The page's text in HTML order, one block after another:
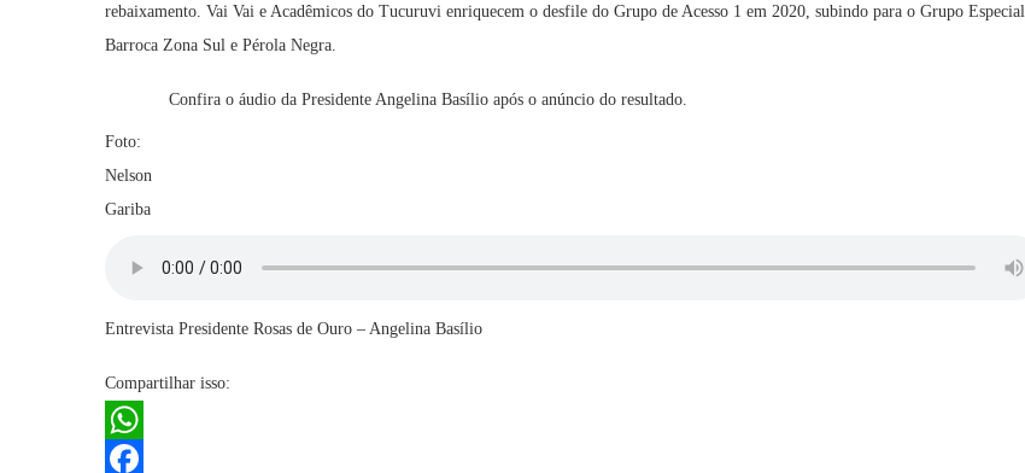
rebaixamento. Vai Vai e Acadêmicos do Tucuruvi enriquecem o desfile do Grupo de Acesso 1 em 2020, subindo para o Grupo Especial
Barroca Zona Sul e Pérola Negra.
Foto:
Nelson
Gariba
Confira o áudio da Presidente Angelina Basílio após o anúncio do resultado.
Entrevista Presidente Rosas de Ouro – Angelina Basílio
Compartilhar isso:
WhatsApp